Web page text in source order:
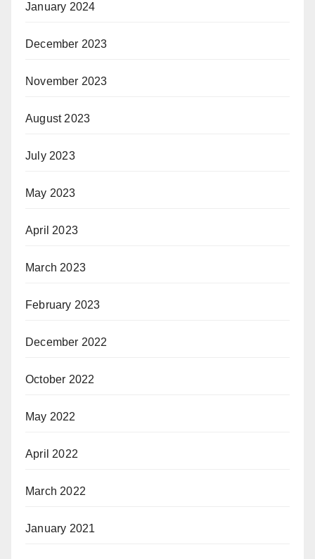
January 2024
December 2023
November 2023
August 2023
July 2023
May 2023
April 2023
March 2023
February 2023
December 2022
October 2022
May 2022
April 2022
March 2022
January 2021